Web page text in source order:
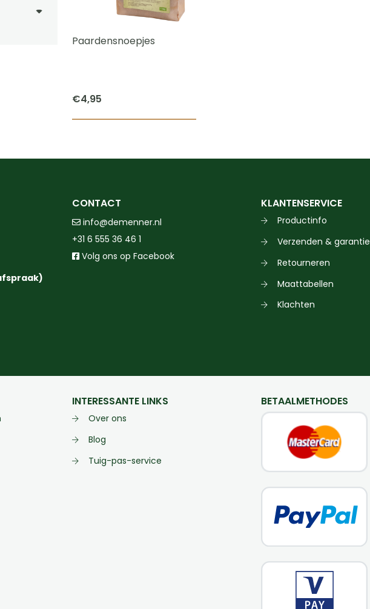
Paardensnoepjes
€4,95
heeft
CONTACT
info@demenner.nl
+31 6 555 36 46 1
Volg ons op Facebook
KLANTENSERVICE
Productinfo
Verzenden & garantie
Retourneren
Maattabellen
Klachten
INTERESSANTE LINKS
Over ons
Blog
Tuig-pas-service
BETAALMETHODES